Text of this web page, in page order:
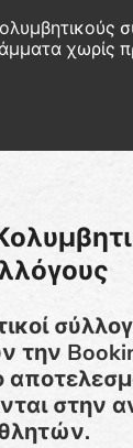
χωρίς
την
στην